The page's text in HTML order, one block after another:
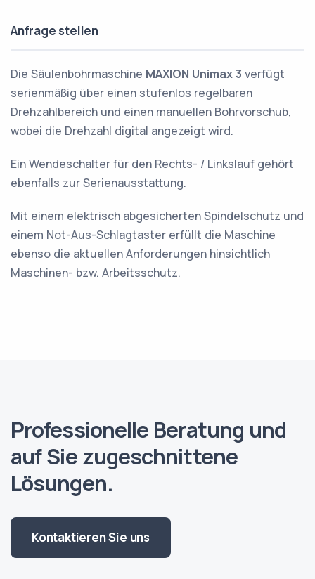
Anfrage stellen
Die Säulenbohrmaschine MAXION Unimax 3 verfügt
serienmäßig über einen stufenlos regelbaren
Drehzahlbereich und einen manuellen Bohrvorschub,
wobei die Drehzahl digital angezeigt wird.
Ein Wendeschalter für den Rechts- / Linkslauf gehört
ebenfalls zur Serienausstattung.
Mit einem elektrisch abgesicherten Spindelschutz und
einem Not-Aus-Schlagtaster erfüllt die Maschine
ebenso die aktuellen Anforderungen hinsichtlich
Maschinen- bzw. Arbeitsschutz.
Professionelle Beratung und
auf Sie zugeschnittene
Lösungen.
Kontaktieren Sie uns